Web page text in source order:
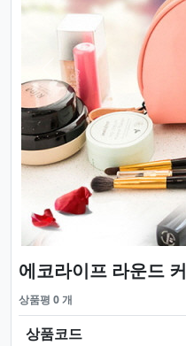
Previous
에코라이프 라운드
상품평 0 개
상품코드